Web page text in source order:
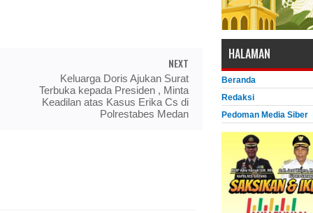
NEXT
Keluarga Doris Ajukan Surat
Terbuka kepada Presiden , Minta
Keadilan atas Kasus Erika Cs di
Polrestabes Medan
HALAMAN
Beranda
Redaksi
Pedoman Media Siber